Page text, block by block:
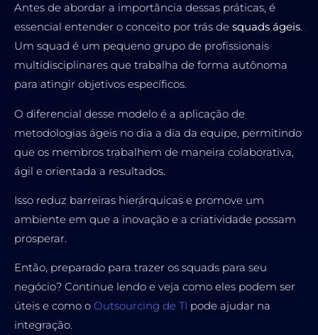
Antes de abordar a importância dessas práticas, é
essencial entender o conceito por trás de squads ágeis.
Um squad é um pequeno grupo de profissionais
multidisciplinares que trabalha de forma autônoma
para atingir objetivos específicos.
O diferencial desse modelo é a aplicação de
metodologias ágeis no dia a dia da equipe, permitindo
que os membros trabalhem de maneira colaborativa,
ágil e orientada a resultados.
Isso reduz barreiras hierárquicas e promove um
ambiente em que a inovação e a criatividade possam
prosperar.
Então, preparado para trazer os squads para seu
negócio? Continue lendo e veja como eles podem ser
úteis e como o Outsourcing de TI pode ajudar na
integração.